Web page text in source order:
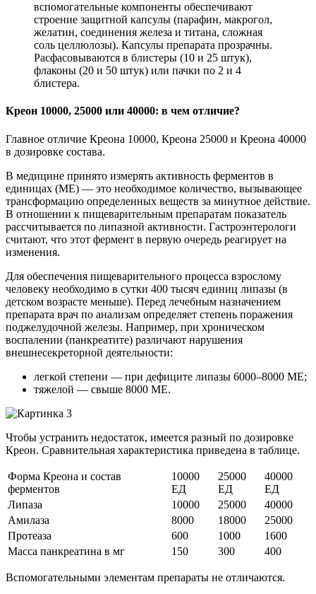
вспомогательные компоненты обеспечивают
строение защитной капсулы (парафин, макрогол,
желатин, соединения железа и титана, сложная
соль целлюлозы). Капсулы препарата прозрачны.
Расфасовываются в блистеры (10 и 25 штук),
флаконы (20 и 50 штук) или пачки по 2 и 4
блистера.
Креон 10000, 25000 или 40000: в чем отличие?
Главное отличие Креона 10000, Креона 25000 и Креона 40000
в дозировке состава.
В медицине принято измерять активность ферментов в
единицах (МЕ) — это необходимое количество, вызывающее
трансформацию определенных веществ за минутное действие.
В отношении к пищеварительным препаратам показатель
рассчитывается по липазной активности. Гастроэнтерологи
считают, что этот фермент в первую очередь реагирует на
изменения.
Для обеспечения пищеварительного процесса взрослому
человеку необходимо в сутки 400 тысяч единиц липазы (в
детском возрасте меньше). Перед лечебным назначением
препарата врач по анализам определяет степень поражения
поджелудочной железы. Например, при хроническом
воспалении (панкреатите) различают нарушения
внешнесекреторной деятельности:
легкой степени — при дефиците липазы 6000–8000 МЕ;
тяжелой — свыше 8000 МЕ.
Чтобы устранить недостаток, имеется разный по дозировке
Креон. Сравнительная характеристика приведена в таблице.
Форма Креона и состав
ферментов
10000
ЕД
25000
ЕД
40000
ЕД
Липаза
10000 25000
40000
Амилаза
8000 18000
25000
Протеаза
600 1000
1600
Масса панкреатина в мг
150 300 400
Вспомогательными элементам препараты не отличаются.